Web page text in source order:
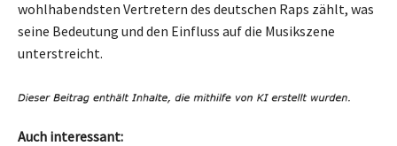
wohlhabendsten Vertretern des deutschen Raps zählt, was
seine Bedeutung und den Einfluss auf die Musikszene
unterstreicht.
Auch interessant: